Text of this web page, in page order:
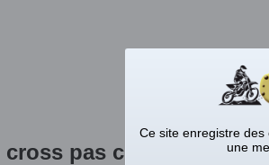
VOS
pas cher toute
Ce site enregistre
une